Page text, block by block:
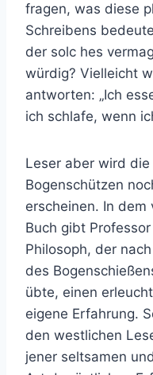
fragen, was diese
Schreibens
der solc hes
würdig? Vielleicht
antworten: „Ich
ich schlafe, wenn
Leser aber wird
Bogenschützen
erscheinen. In
Buch gibt
Philosoph, der
des
übte, einen
eigene Erfahrung.
den westlichen
jener seltsamen